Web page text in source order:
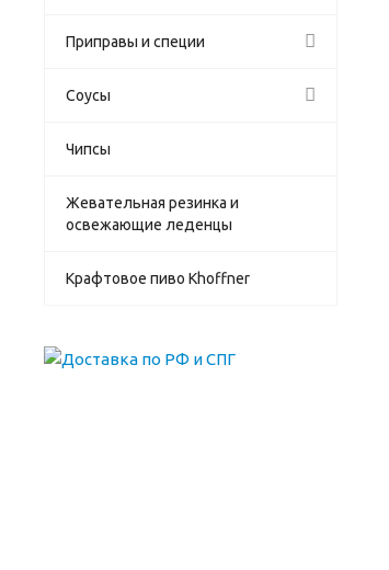
Приправы и специи
Соусы
Чипсы
Жевательная резинка и
освежающие леденцы
Крафтовое пиво Khoffner